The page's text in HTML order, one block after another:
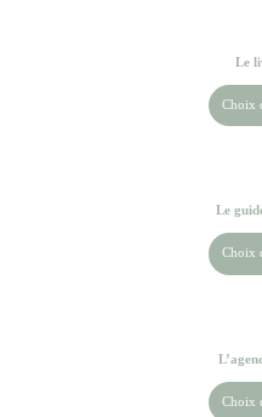
Le
Choix
Le
Choix
Choix